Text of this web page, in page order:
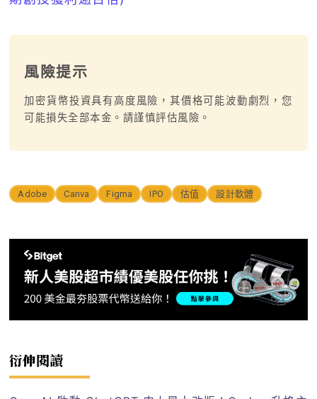
風險提示
加密貨幣投資具有高度風險，其價格可能波動劇烈，您
可能損失全部本金。請謹慎評估風險。
Adobe Canva Figma IPO 估值 設計軟體
衍伸閱讀